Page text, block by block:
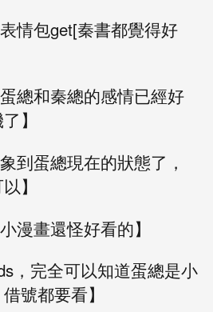
情包get[秦書都覺得好
蛋總和秦總的感情已經好
】
到蛋總現在的狀態了，
】
漫畫還怪好看的】
，完全可以知道蛋總是小
號都要看】